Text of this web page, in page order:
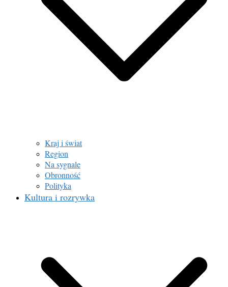
Kraj i świat
Region
Na sygnale
Obronność
Polityka
Kultura i rozrywka